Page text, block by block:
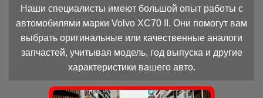
Наши специалисты имеют большой опыт работы с
автомобилями марки Volvo XC70 II. Они помогут вам
выбрать оригинальные или качественные аналоги
запчастей, учитывая модель, год выпуска и другие
характеристики вашего авто.